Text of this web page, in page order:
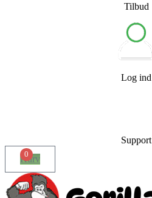
Tilbud
Log ind
Support
0
Kurv